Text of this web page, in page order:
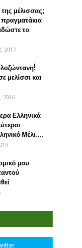
μέλισσας;
το
2017
μελίσσι και
2016
Ελληνικά
Μέλι....
μου